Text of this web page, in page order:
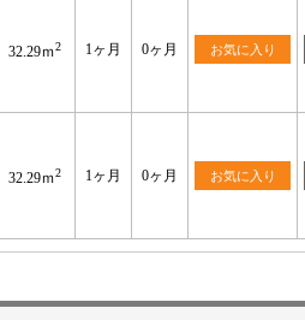
32.29ｍ2 1ヶ月 0ヶ月 お気に入り
32.29ｍ2 1ヶ月 0ヶ月 お気に入り